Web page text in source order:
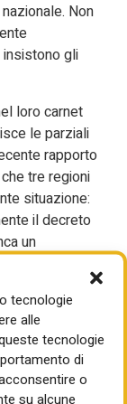
tecnologie
alle
tecnologie
di
o
su alcune
Non
gli
loro carnet
le parziali
rapporto
tre regioni
situazione:
il decreto
un
di
è
conANCE,
di